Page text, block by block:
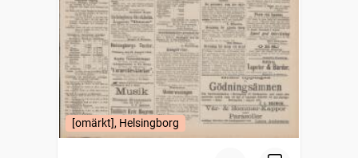
[omärkt], Helsingborg